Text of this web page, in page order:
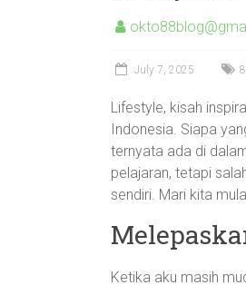
July 7, 2025 8
Lifestyle, kisah
Indonesia. Siapa
ternyata ada di
pelajaran, tetapi
sendiri. Mari kita
Ketika aku masih